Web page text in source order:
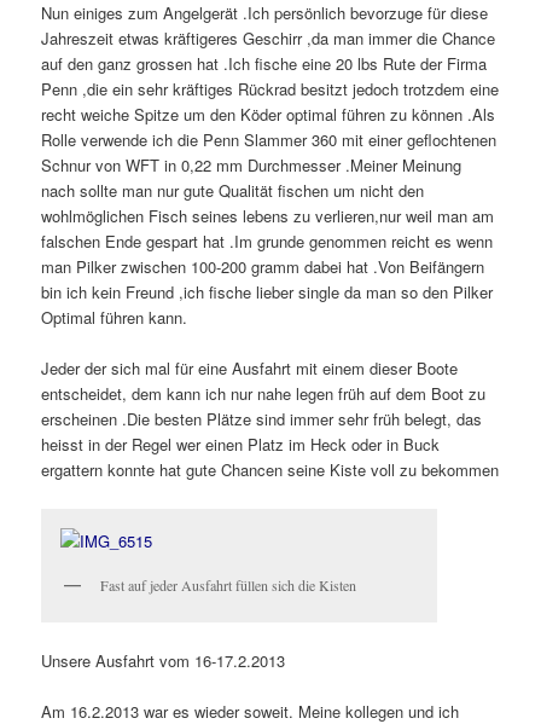
Nun einiges zum Angelgerät .Ich persönlich bevorzuge für diese
Jahreszeit etwas kräftigeres Geschirr ,da man immer die Chance
auf den ganz grossen hat .Ich fische eine 20 lbs Rute der Firma
Penn ,die ein sehr kräftiges Rückrad besitzt jedoch trotzdem eine
recht weiche Spitze um den Köder optimal führen zu können .Als
Rolle verwende ich die Penn Slammer 360 mit einer geflochtenen
Schnur von WFT in 0,22 mm Durchmesser .Meiner Meinung
nach sollte man nur gute Qualität fischen um nicht den
wohlmöglichen Fisch seines lebens zu verlieren,nur weil man am
falschen Ende gespart hat .Im grunde genommen reicht es wenn
man Pilker zwischen 100-200 gramm dabei hat .Von Beifängern
bin ich kein Freund ,ich fische lieber single da man so den Pilker
Optimal führen kann.
Jeder der sich mal für eine Ausfahrt mit einem dieser Boote
entscheidet, dem kann ich nur nahe legen früh auf dem Boot zu
erscheinen .Die besten Plätze sind immer sehr früh belegt, das
heisst in der Regel wer einen Platz im Heck oder in Buck
ergattern konnte hat gute Chancen seine Kiste voll zu bekommen
Fast auf jeder Ausfahrt füllen sich die Kisten
Unsere Ausfahrt vom 16-17.2.2013
Am 16.2.2013 war es wieder soweit. Meine kollegen und ich